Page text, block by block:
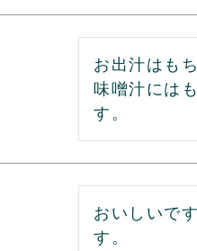
お出汁はも
味噌汁には
おいしいで
す。